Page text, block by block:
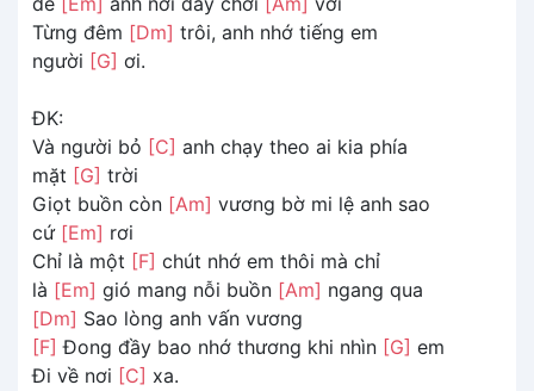
Từng đêm [Dm] trôi, anh nhớ tiếng em
người [G] ơi.
ĐK:
Và người bỏ [C] anh chạy theo ai kia phía
mặt [G] trời
Giọt buồn còn [Am] vương bờ mi lệ anh sao
cứ [Em] rơi
Chỉ là một [F] chút nhớ em thôi mà chỉ
là [Em] gió mang nỗi buồn [Am] ngang qua
[Dm] Sao lòng anh vấn vương
[F] Đong đầy bao nhớ thương khi nhìn [G] em
Đi về nơi [C] xa.